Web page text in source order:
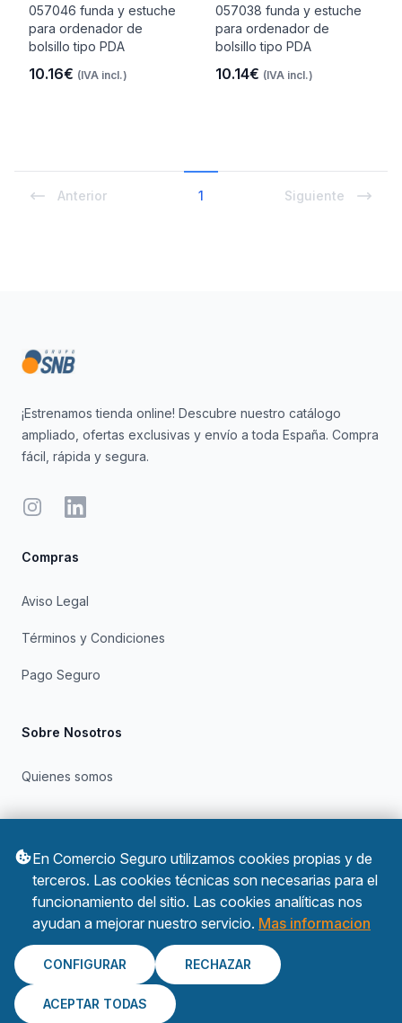
057046 funda y estuche
para ordenador de
bolsillo tipo PDA
10.16€ (IVA incl.)
057038 funda y estuche
para ordenador de
bolsillo tipo PDA
10.14€ (IVA incl.)
Anterior 1 Siguiente
¡Estrenamos tienda online! Descubre nuestro catálogo
ampliado, ofertas exclusivas y envío a toda España. Compra
fácil, rápida y segura.
InstagramLinkedIn
Compras
Aviso Legal
Términos y Condiciones
Pago Seguro
Sobre Nosotros
Quienes somos
Política de Privacidad
Política de Cookies
© 2026 Comercio Seguro. Todos los derechos reservados.
En Comercio Seguro utilizamos cookies propias y de
terceros. Las cookies técnicas son necesarias para el
funcionamiento del sitio. Las cookies analíticas nos
ayudan a mejorar nuestro servicio. Mas informacion
CONFIGURAR RECHAZAR
ACEPTAR TODAS